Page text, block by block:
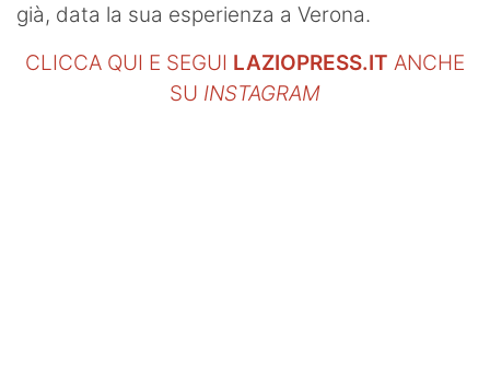
già, data la sua esperienza a Verona.
CLICCA QUI E SEGUI LAZIOPRESS.IT ANCHE
SU INSTAGRAM